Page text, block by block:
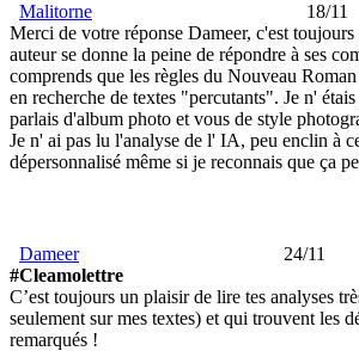
Malitorne 18/11
Merci de votre réponse Dameer, c'est
auteur se donne la peine de répondre à ses
comprends que les règles du Nouveau
en recherche de textes "percutants". Je n'
parlais d'album photo et vous de style
Je n' ai pas lu l'analyse de l' IA, peu enclin à
dépersonnalisé même si je reconnais que ça
Dameer 24/11
#Cleamolettre
C’est toujours un plaisir de lire tes analyses
seulement sur mes textes) et qui trouvent les
remarqués !